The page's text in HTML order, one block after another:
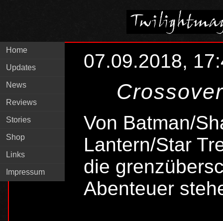
Home
Updates
News
Reviews
Stories
Shop
Links
Impressum
07.09.2018,
Von Batman/
Lantern/Star
die
Abenteuer